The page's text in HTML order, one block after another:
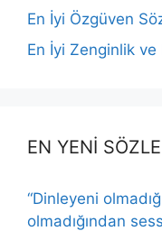
En İyi Özgüven
En İyi Zenginlik ve
EN YENİ
“Dinleyeni
olmadığından